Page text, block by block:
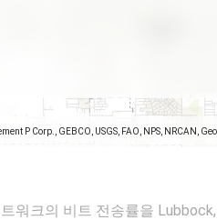
P Corp., GEBCO, USGS, FAO, NPS, NRCAN,
워크의 비트 전송률을